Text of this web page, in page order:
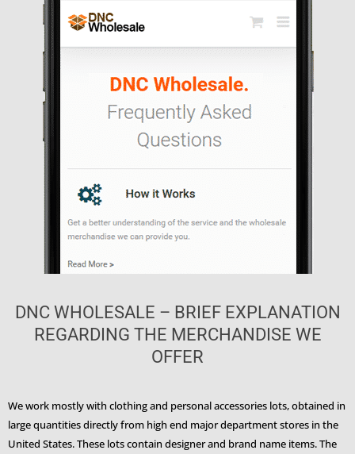
DNC WHOLESALE – BRIEF EXPLANATION
REGARDING THE MERCHANDISE WE
OFFER
We work mostly with clothing and personal accessories lots, obtained in
large quantities directly from high end major department stores in the
United States. These lots contain designer and brand name items. The